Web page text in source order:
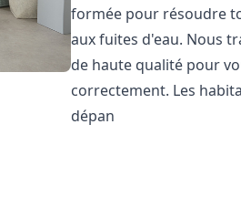
formée pour résoudre
aux fuites d'eau. Nous
de haute qualité pour
correctement. Les
dépan